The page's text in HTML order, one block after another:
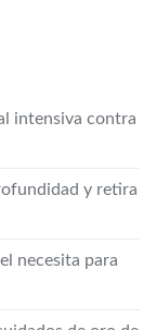
intensiva contra
y retira
necesita para